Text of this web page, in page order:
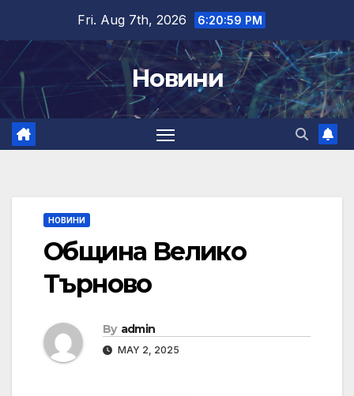
content
Fri. Aug 7th, 2026 6:20:59 PM
Новини
НОВИНИ
Община Велико
Търново
By admin
MAY 2, 2025